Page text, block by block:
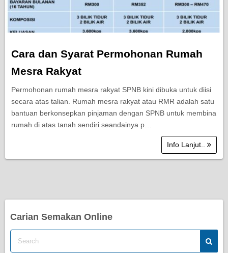
Cara dan Syarat Permohonan Rumah
Mesra Rakyat
Permohonan rumah mesra rakyat SPNB kini dibuka untuk diisi
secara atas talian. Rumah mesra rakyat atau RMR adalah satu
bantuan berkonsepkan pinjaman dengan SPNB untuk membina
rumah di atas tanah sendiri seandainya p…
Info Lanjut..
Carian Semakan Online